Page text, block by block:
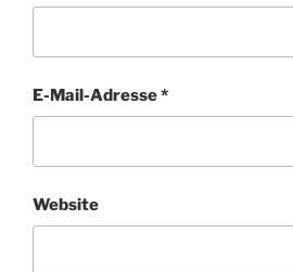
E-Mail-Adresse*
Website